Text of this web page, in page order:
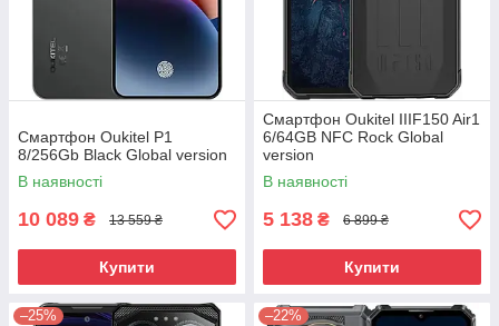
Смартфон Oukitel P1
8/256Gb Black Global version
В наявності
10 089 ₴ 13 559 ₴
Купити
Смартфон Oukitel IIIF150 Air1
6/64GB NFC Rock Global
version
В наявності
5 138 ₴ 6 899 ₴
Купити
–25% –22%